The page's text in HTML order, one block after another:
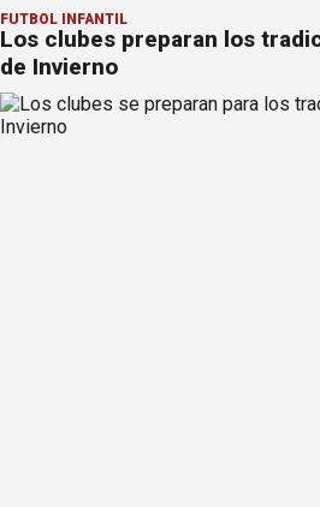
FÚTBOL INFANTIL
Los clubes preparan los
de Invierno